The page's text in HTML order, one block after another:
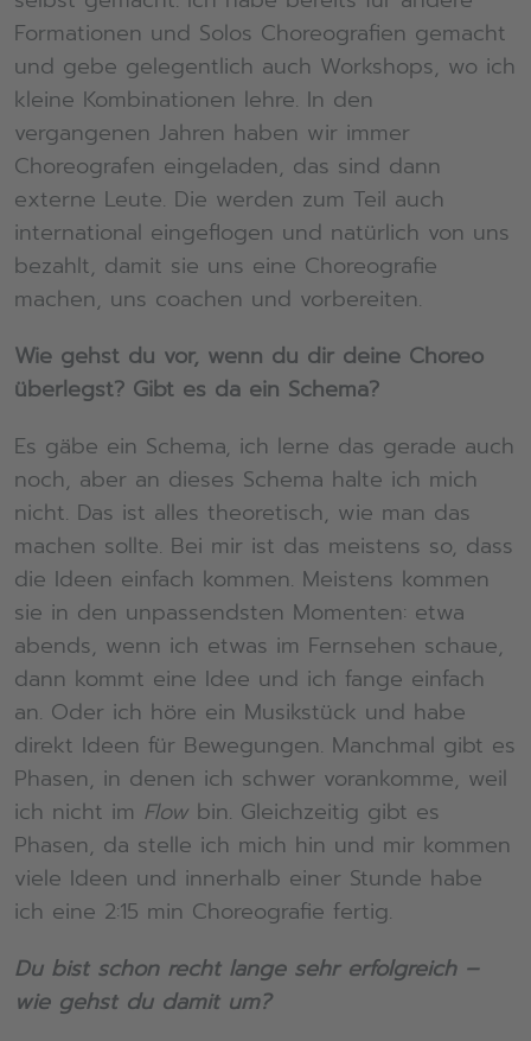
Formationen und Solos Choreografien gemacht
und gebe gelegentlich auch Workshops, wo ich
kleine Kombinationen lehre. In den
vergangenen Jahren haben wir immer
Choreografen eingeladen, das sind dann
externe Leute. Die werden zum Teil auch
international eingeflogen und natürlich von uns
bezahlt, damit sie uns eine Choreografie
machen, uns coachen und vorbereiten.
Wie gehst du vor, wenn du dir deine Choreo
überlegst? Gibt es da ein Schema?
Es gäbe ein Schema, ich lerne das gerade auch
noch, aber an dieses Schema halte ich mich
nicht. Das ist alles theoretisch, wie man das
machen sollte. Bei mir ist das meistens so, dass
die Ideen einfach kommen. Meistens kommen
sie in den unpassendsten Momenten: etwa
abends, wenn ich etwas im Fernsehen schaue,
dann kommt eine Idee und ich fange einfach
an. Oder ich höre ein Musikstück und habe
direkt Ideen für Bewegungen. Manchmal gibt es
Phasen, in denen ich schwer vorankomme, weil
ich nicht im Flowbin. Gleichzeitig gibt es
Phasen, da stelle ich mich hin und mir kommen
viele Ideen und innerhalb einer Stunde habe
ich eine 2:15 min Choreografie fertig.
Du bist schon recht lange sehr erfolgreich –
wie gehst du damit um?